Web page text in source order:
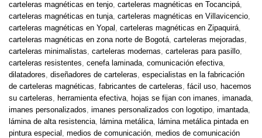
carteleras magnéticas en tenjo, carteleras magnéticas en Tocancipá,
carteleras magnéticas en tunja, carteleras magnéticas en Villavicencio,
carteleras magnéticas en Yopal , carteleras magnéticas en Zipaquirá,
carteleras magnéticas en zona norte de Bogotá, carteleras mejoradas,
carteleras minimalistas, carteleras modernas, carteleras para pasillo,
carteleras resistentes, cenefa laminada, comunicación efectiva,
dilatadores, diseñadores de carteleras, especialistas en la fabricación
de carteleras magnéticas, fabricantes de carteleras, fácil uso, hacemos
su carteleras, herramienta efectiva, hojas se fijan con imanes, imanada,
imanes personalizados, imanes personalizados con logotipo, imantada,
lámina de alta resistencia, lámina metálica, lámina metálica pintada en
pintura especial , medios de comunicación, medios de comunicación